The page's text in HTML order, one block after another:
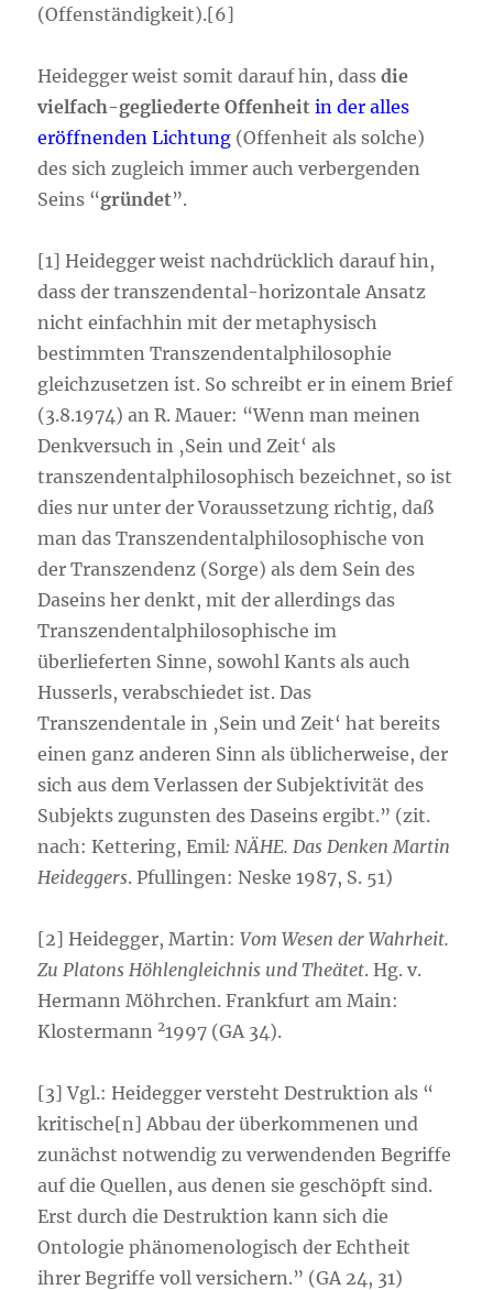
(Offenständigkeit).[6]
Heidegger weist somit darauf hin, dassdie
vielfach-gegliederte Offenheit in der alles
eröffnenden Lichtung (Offenheit als solche)
des sich zugleich immer auch verbergenden
Seins “gründet”.
[1] Heidegger weist nachdrücklich darauf hin,
dass der transzendental-horizontale Ansatz
nicht einfachhin mit der metaphysisch
bestimmten Transzendentalphilosophie
gleichzusetzen ist. So schreibt er in einem Brief
(3.8.1974) an R. Mauer: “Wenn man meinen
Denkversuch in ‚Sein und Zeit‘ als
transzendentalphilosophisch bezeichnet, so ist
dies nur unter der Voraussetzung richtig, daß
man das Transzendentalphilosophische von
der Transzendenz (Sorge) als dem Sein des
Daseins her denkt, mit der allerdings das
Transzendentalphilosophische im
überlieferten Sinne, sowohl Kants als auch
Husserls, verabschiedet ist. Das
Transzendentale in ‚Sein und Zeit‘ hat bereits
einen ganz anderen Sinn als üblicherweise, der
sich aus dem Verlassen der Subjektivität des
Subjekts zugunsten des Daseins ergibt.” (zit.
nach: Kettering, Emil: NÄHE. Das Denken Martin
Heideggers. Pfullingen: Neske 1987, S. 51)
[2] Heidegger, Martin:Vom Wesen der Wahrheit.
Zu Platons Höhlengleichnis und Theätet. Hg. v.
Hermann Möhrchen. Frankfurt am Main:
Klostermann21997 (GA 34).
[3] Vgl.: Heidegger versteht Destruktion als “
kritische[n] Abbau der überkommenen und
zunächst notwendig zu verwendenden Begriffe
auf die Quellen, aus denen sie geschöpft sind.
Erst durch die Destruktion kann sich die
Ontologie phänomenologisch der Echtheit
ihrer Begriffe voll versichern.” (GA 24, 31)